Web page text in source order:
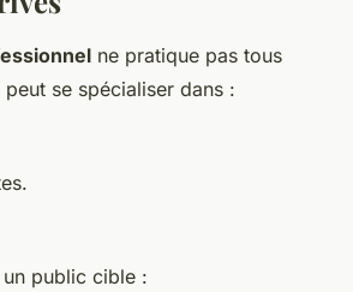
ne pratique pas tous
se spécialiser dans :
public cible :